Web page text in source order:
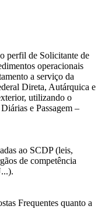
perfil de Solicitante de
operacionais
a serviço da
Direta, Autárquica e
utilizando o
e Passagem –
ao SCDP (leis,
de competência
Frequentes quanto a